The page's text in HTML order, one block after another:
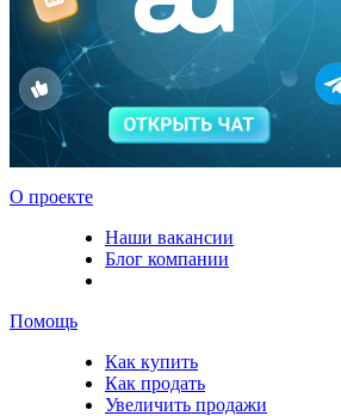
О проекте
Наши вакансии
Блог компании
Помощь
Как купить
Как продать
Увеличить продажи